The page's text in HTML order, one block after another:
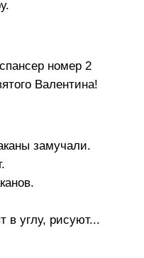
номер 2
Валентина!
замучали.
углу, рисуют...